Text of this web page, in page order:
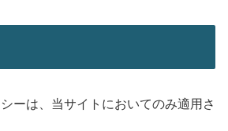
ーは、当サイトにおいてのみ適用さ